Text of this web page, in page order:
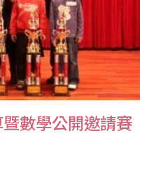
數學公開邀請賽